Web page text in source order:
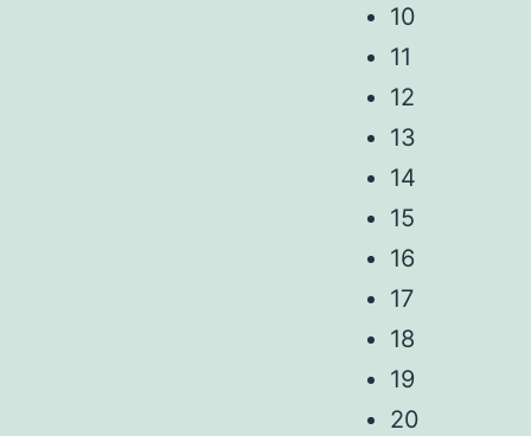
10
11
12
13
14
15
16
17
18
19
20